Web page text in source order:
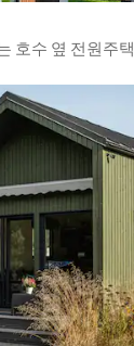
호수 옆 전원주택